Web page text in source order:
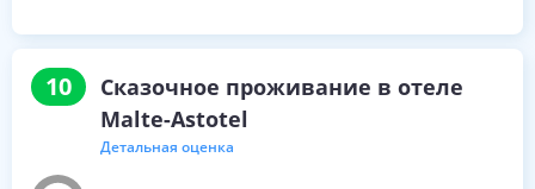
В частности, персонал во главе с Ирен, с которой мы
общались на стойке регистрации, был фантастическим.
Она была невероятно полезна и лична. Я бы с радостью
порекомендовал отель Malte любому посетителю
Парижа на несколько дней-неделю.
10
Сказочное проживание в отеле
Malte-Astotel
Детальная оценка